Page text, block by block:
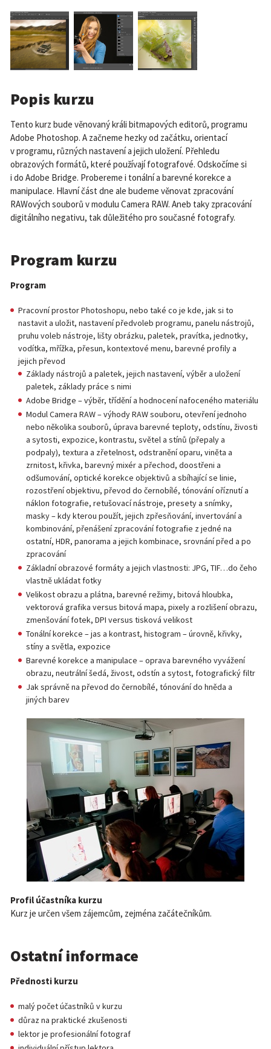
Popis kurzu
Tento kurz bude věnovaný králi bitmapových editorů, programu
Adobe Photoshop. A začneme hezky od začátku, orientací
v programu, různých nastavení a jejich uložení. Přehledu
obrazových formátů, které používají fotografové. Odskočíme si
i do Adobe Bridge. Probereme i tonální a barevné korekce a
manipulace. Hlavní část dne ale budeme věnovat zpracování
RAWových souborů v modulu Camera RAW. Aneb taky zpracování
digitálního negativu, tak důležitého pro současné fotografy.
Program kurzu
Program
Pracovní prostor Photoshopu, nebo také co je kde, jak si to
nastavit a uložit, nastavení předvoleb programu, panelu nástrojů,
pruhu voleb nástroje, lišty obrázku, paletek, pravítka, jednotky,
vodítka, mřížka, přesun, kontextové menu, barevné profily a
jejich převod
Základy nástrojů a paletek, jejich nastavení, výběr a uložení
paletek, základy práce s nimi
Adobe Bridge – výběr, třídění a hodnocení nafoceného materiálu
Modul Camera RAW – výhody RAW souboru, otevření jednoho
nebo několika souborů, úprava barevné teploty, odstínu, živosti
a sytosti, expozice, kontrastu, světel a stínů (přepaly a
podpaly), textura a zřetelnost, odstranění oparu, viněta a
zrnitost, křivka, barevný mixér a přechod, doostřeni a
odšumování, optické korekce objektivů a sbíhající se linie,
rozostření objektivu, převod do černobílé, tónování oříznutí a
náklon fotografie, retušovací nástroje, presety a snímky,
masky – kdy kterou použít, jejich zpřesňování, invertování a
kombinování, přenášení zpracování fotografie z jedné na
ostatní, HDR, panorama a jejich kombinace, srovnání před a po
zpracování
Základní obrazové formáty a jejich vlastnosti: JPG, TIF…do čeho
vlastně ukládat fotky
Velikost obrazu a plátna, barevné režimy, bitová hloubka,
vektorová grafika versus bitová mapa, pixely a rozlišení obrazu,
zmenšování fotek, DPI versus tisková velikost
Tonální korekce – jas a kontrast, histogram – úrovně, křivky,
stíny a světla, expozice
Barevné korekce a manipulace – oprava barevného vyvážení
obrazu, neutrální šedá, živost, odstín a sytost, fotografický filtr
Jak správně na převod do černobílé, tónování do hněda a
jiných barev
Profil účastníka kurzu
Kurz je určen všem zájemcům, zejména začátečníkům.
Ostatní informace
Přednosti kurzu
malý počet účastníků v kurzu
důraz na praktické zkušenosti
lektor je profesionální fotograf